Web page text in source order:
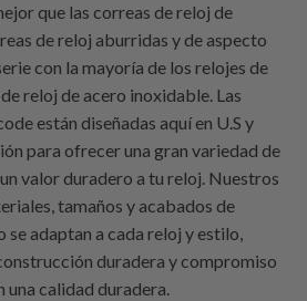
que las correas de reloj de
de reloj aburridas y de aspecto
con la mayoría de los relojes de
reloj de acero inoxidable. Las
están diseñadas aquí en U.S y
para ofrecer una gran variedad de
valor duradero a tu reloj. Nuestros
tamaños y acabados de
adaptan a cada reloj y estilo,
duradera y compromiso
una calidad duradera.